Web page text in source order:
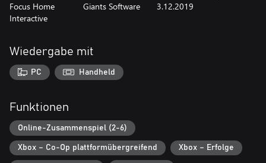
Focus Home
Interactive
Giants Software 3.12.2019
Wiedergabe mit
PC Handheld
Funktionen
Online-Zusammenspiel (2-6)
Xbox – Co-Op plattformübergreifend Xbox – Erfolge